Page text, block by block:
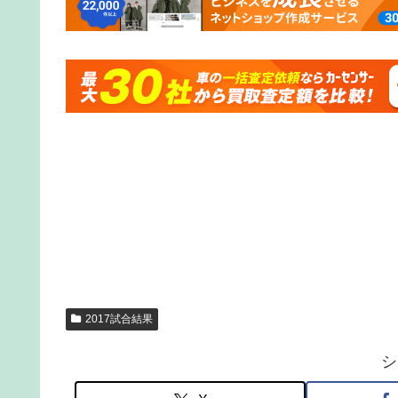
2017試合結果